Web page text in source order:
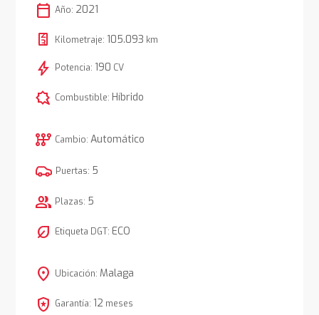
calendar_today Año: 2021
Kilometraje: 105.093 km
bolt Potencia: 190 CV
comic_bubble Combustible: Híbrido
auto_transmission Cambio: Automático
Puertas: 5
group Plazas: 5
nest_eco_leaf Etiqueta DGT: ECO
location_on Ubicación: Malaga
local_police Garantía: 12 meses